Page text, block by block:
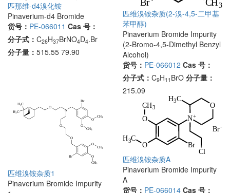
匹那维-d4溴化铵
Pinaverium-d4 Bromide
货号： PE-066011 Cas 号：
分子式： C26H37BrNO4D4.Br
分子量： 515.55 79.90
匹维溴铵杂质(2-溴-4,5-二甲基
苯甲醇)
Pinaverium Bromide Impurity
(2-Bromo-4,5-Dimethyl Benzyl
Alcohol)
货号： PE-066012 Cas 号：
分子式： C9H11 BrO 分子量：
215.09
匹维溴铵杂质1
Pinaverium Bromide Impurity
匹维溴铵杂质A
Pinaverium Bromide Impurity
A
货号： PE-066014 Cas 号：